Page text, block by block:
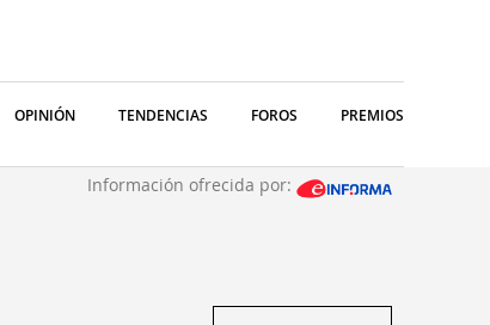
OPINIÓN TENDENCIAS FOROS PREMIOS
Información ofrecida por: